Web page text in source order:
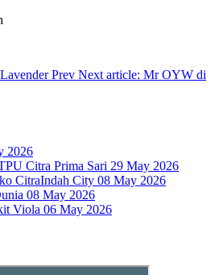
Prev Next article: Mr OYW di
2026
Citra Prima Sari 29 May 2026
CitraIndah City 08 May 2026
08 May 2026
Viola 06 May 2026